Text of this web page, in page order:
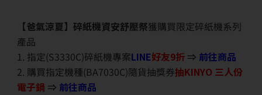
【爸氣涼夏】碎紙機資安舒壓祭獲購買限定碎紙機系列
產品
1. 指定(S3330C)碎紙機專案LINE好友9折 ⇒ 前往商品
2. 購買指定機種(BA7030C)隨貨抽獎券抽KINYO 三人份
電子鍋 ⇒ 前往商品